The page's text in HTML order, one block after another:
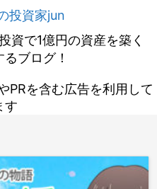
投資家jun
資で1億円の資産を築く
ブログ！
PRを含む広告を利用して
す